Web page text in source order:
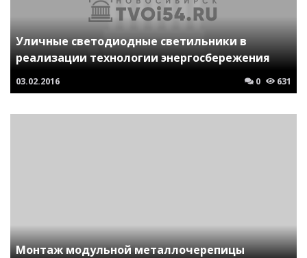
Уличные светодиодные светильники в
реализации технологии энергосбережения
03.02.2016 0 631
Монтаж модульной металлочерепицы